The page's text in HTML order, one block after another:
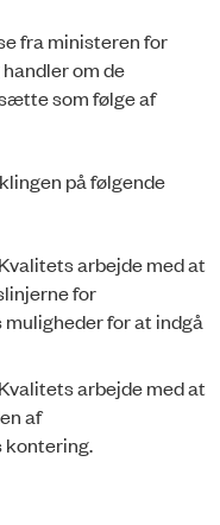
fra ministeren for
om de
som følge af
på følgende
arbejde med at
for
for at indgå
arbejde med at
af
kontering.